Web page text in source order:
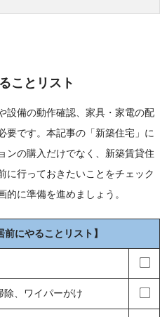
ことリスト
設備の動作確認、家具・家電の配
要です。本記事の「新築住宅」に
ンの購入だけでなく、新築賃貸住
に行っておきたいことをチェック
的に準備を進めましょう。
前にやることリスト】
除、ワイパーがけ